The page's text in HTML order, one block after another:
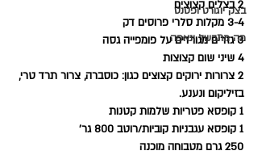
בצק יוגורט ופטנט
מה מתבשל ונאפה
2 בצלים קצוצים
3-4 מקלות סלרי פרוסים דק
3 גזרים מגורדים על פומפייה גסה
4 שיני שום קצוצות
2 צרורות ירוקים קצוצים כגון: כוסברה, צרור תרד טרי,
בזיליקום ונענע.
1 קופסא פטריות שלמות קטנות
1 קופסא עגבניות קוביות/רוטב 800 גר'
250 גרם מטבוחה מוכנה